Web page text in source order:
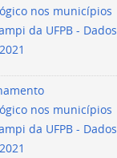
nos municípios
da UFPB - Dados
nos municípios
da UFPB - Dados